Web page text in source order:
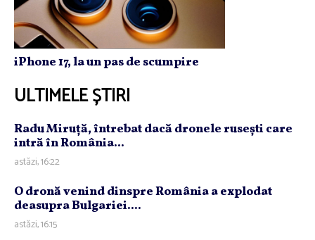
iPhone 17, la un pas de scumpire
ULTIMELE ȘTIRI
Radu Miruţă, întrebat dacă dronele ruseşti care
intră în România...
astăzi, 16:22
O dronă venind dinspre România a explodat
deasupra Bulgariei....
astăzi, 16:15